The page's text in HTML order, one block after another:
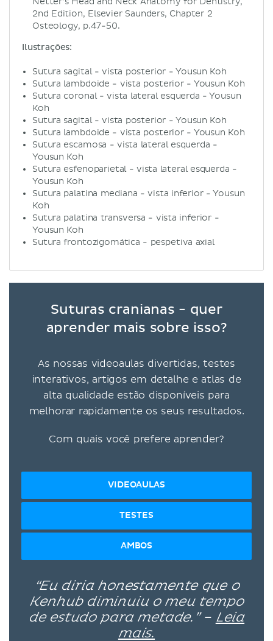
2nd Edition, Elsevier Saunders, Chapter 2
Osteology, p.47-50.
Ilustrações:
Sutura sagital - vista posterior - Yousun Koh
Sutura lambdoide - vista posterior - Yousun Koh
Sutura coronal - vista lateral esquerda - Yousun
Koh
Sutura sagital - vista posterior - Yousun Koh
Sutura lambdoide - vista posterior - Yousun Koh
Sutura escamosa - vista lateral esquerda -
Yousun Koh
Sutura esfenoparietal - vista lateral esquerda -
Yousun Koh
Sutura palatina mediana - vista inferior - Yousun
Koh
Sutura palatina transversa - vista inferior -
Yousun Koh
Sutura frontozigomática - pespetiva axial
Suturas cranianas - quer
aprender mais sobre isso?
As nossas videoaulas divertidas, testes
interativos, artigos em detalhe e atlas de
alta qualidade estão disponíveis para
melhorar rapidamente os seus resultados.
Com quais você prefere aprender?
VIDEOAULAS
TESTES
AMBOS
“Eu diria honestamente que o
Kenhub diminuiu o meu tempo
de estudo para metade.” – Leia
mais.